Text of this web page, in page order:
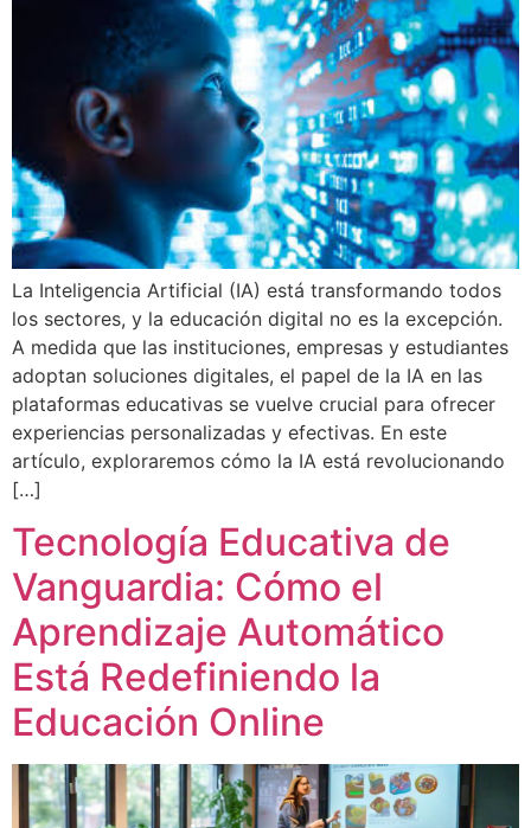
La Inteligencia Artificial (IA) está transformando todos
los sectores, y la educación digital no es la excepción.
A medida que las instituciones, empresas y estudiantes
adoptan soluciones digitales, el papel de la IA en las
plataformas educativas se vuelve crucial para ofrecer
experiencias personalizadas y efectivas. En este
artículo, exploraremos cómo la IA está revolucionando
[…]
Tecnología Educativa de
Vanguardia: Cómo el
Aprendizaje Automático
Está Redefiniendo la
Educación Online